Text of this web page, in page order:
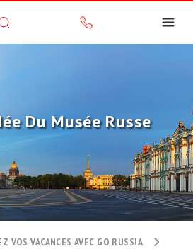
Du Musée Russe
VOS VACANCES AVEC GO RUSSIA